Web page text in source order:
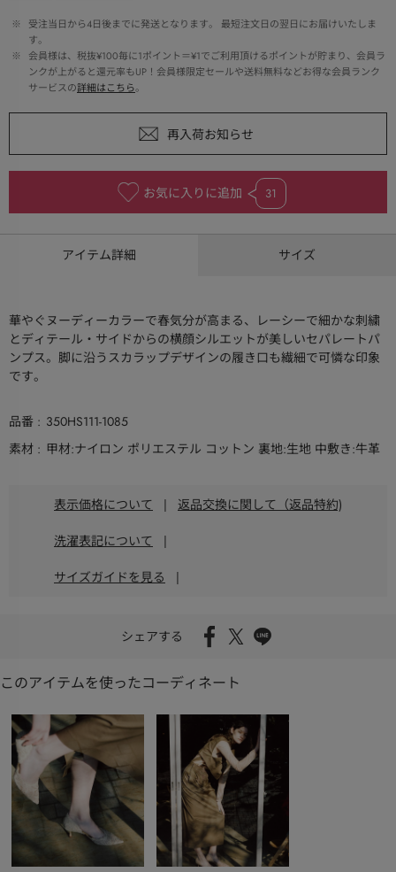
※
受注当日から4日後までに発送となります。 最短注文日の翌日にお届けいたしま
す。
※
会員様は、税抜¥100毎に1ポイント＝¥1でご利用頂けるポイントが貯まり、会員ラ
ンクが上がると還元率もUP！会員様限定セールや送料無料などお得な会員ランク
サービスの詳細はこちら。
お気に入りに追加 31
アイテム詳細 サイズ
華やぐヌーディーカラーで春気分が高まる、レーシーで細かな刺繍
とディテール・サイドからの横顔シルエットが美しいセパレートパ
ンプス。脚に沿うスカラップデザインの履き口も繊細で可憐な印象
です。
品番
350HS111-1085
素材
甲材:ナイロン ポリエステル コットン 裏地:生地 中敷き:牛革
表示価格について | 返品交換に関して（返品特約)
洗濯表記について |
サイズガイドを見る |
シェアする
このアイテムを使ったコーディネート